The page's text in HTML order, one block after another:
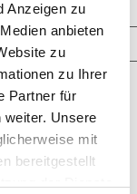
Anzeigen zu
anbieten
zu
zu Ihrer
Partner für
weiter. Unsere
mit
bereitgestellt